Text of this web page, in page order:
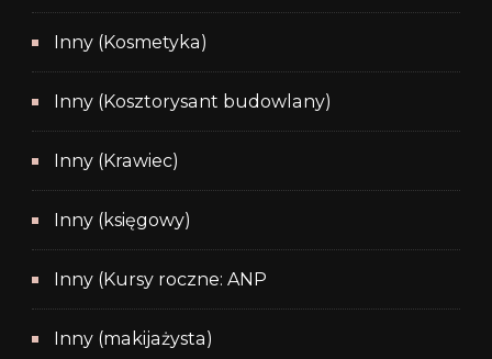
Inny (Kosmetyka)
Inny (Kosztorysant budowlany)
Inny (Krawiec)
Inny (księgowy)
Inny (Kursy roczne: ANP
Inny (makijażysta)